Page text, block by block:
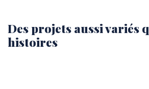
Des projets aussi variés
histoires